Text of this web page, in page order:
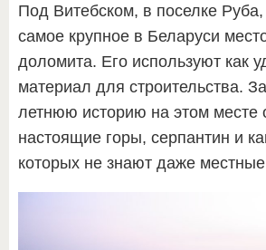
Под Витебском, в поселке Руба,
самое крупное в Беларуси
доломита. Его используют как
материал для строительства.
летнюю историю на этом месте
настоящие горы, серпантин и
которых не знают даже